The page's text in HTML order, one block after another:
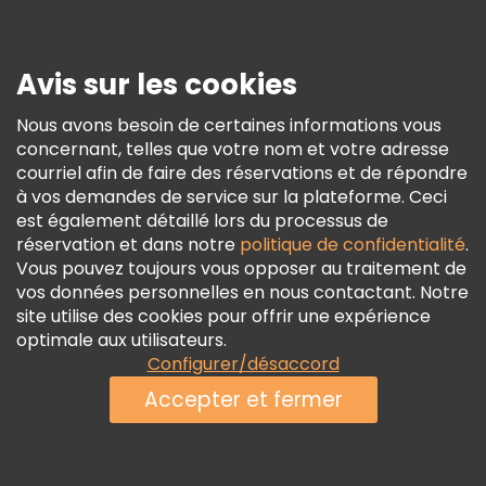
Conditions Générales Et Mentions Légales
Politique En Matière De Cookies
Freetour Prix
Programme De Fidélité
Avis sur les cookies
Nous avons besoin de certaines informations vous
concernant, telles que votre nom et votre adresse
courriel afin de faire des réservations et de répondre
à vos demandes de service sur la plateforme. Ceci
est également détaillé lors du processus de
réservation et dans notre politique de confidentialité.
Vous pouvez toujours vous opposer au traitement de
vos données personnelles en nous contactant. Notre
site utilise des cookies pour offrir une expérience
optimale aux utilisateurs.
Configurer/désaccord
Accepter et fermer